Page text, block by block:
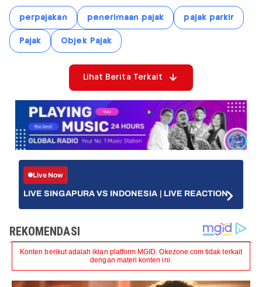
perpajakan penerimaan pajak pajak parkir
Pajak Objek Pajak
Lihat Berita Terkait
Live Now
LIVE SINGAPURA VS INDONESIA | LIVE REACTION